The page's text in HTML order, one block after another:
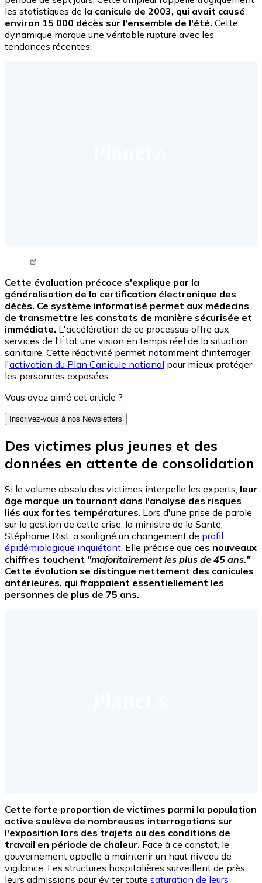
les statistiques de la canicule de 2003, qui avait causé
environ 15 000 décès sur l'ensemble de l'été. Cette
dynamique marque une véritable rupture avec les
tendances récentes.
Tweet URL
Cette évaluation précoce s'explique par la
généralisation de la certification électronique des
décès. Ce système informatisé permet aux médecins
de transmettre les constats de manière sécurisée et
immédiate. L'accélération de ce processus offre aux
services de l'État une vision en temps réel de la situation
sanitaire. Cette réactivité permet notamment d'interroger
l'activation du Plan Canicule national pour mieux protéger
les personnes exposées.
Vous avez aimé cet article ?
Inscrivez-vous à nos Newsletters
Des victimes plus jeunes et des
données en attente de consolidation
Si le volume absolu des victimes interpelle les experts, leur
âge marque un tournant dans l'analyse des risques
liés aux fortes températures. Lors d'une prise de parole
sur la gestion de cette crise, la ministre de la Santé,
Stéphanie Rist, a souligné un changement de profil
épidémiologique inquiétant. Elle précise que ces nouveaux
chiffres touchent "majoritairement les plus de 45 ans."
Cette évolution se distingue nettement des canicules
antérieures, qui frappaient essentiellement les
personnes de plus de 75 ans.
Cette forte proportion de victimes parmi la population
active soulève de nombreuses interrogations sur
l'exposition lors des trajets ou des conditions de
travail en période de chaleur. Face à ce constat, le
gouvernement appelle à maintenir un haut niveau de
vigilance. Les structures hospitalières surveillent de près
leurs admissions pour éviter toute saturation de leurs